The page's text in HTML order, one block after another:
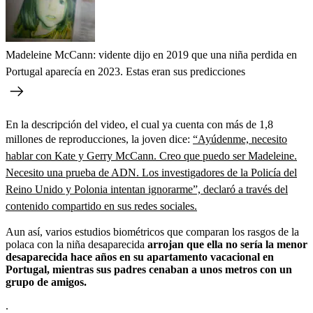
Madeleine McCann: vidente dijo en 2019 que una niña perdida en
Portugal aparecía en 2023. Estas eran sus predicciones
En la descripción del video, el cual ya cuenta con más de 1,8
millones de reproducciones, la joven dice: “Ayúdenme, necesito
hablar con Kate y Gerry McCann. Creo que puedo ser Madeleine.
Necesito una prueba de ADN. Los investigadores de la Policía del
Reino Unido y Polonia intentan ignorarme”, declaró a través del
contenido compartido en sus redes sociales.
Aun así, varios estudios biométricos que comparan los rasgos de la
polaca con la niña desaparecida arrojan que ella no sería la menor
desaparecida hace años en su apartamento vacacional en
Portugal, mientras sus padres cenaban a unos metros con un
grupo de amigos.
.